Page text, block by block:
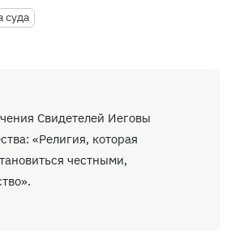
суда
Свидетелей Иеговы
«Религия, которая
честными,